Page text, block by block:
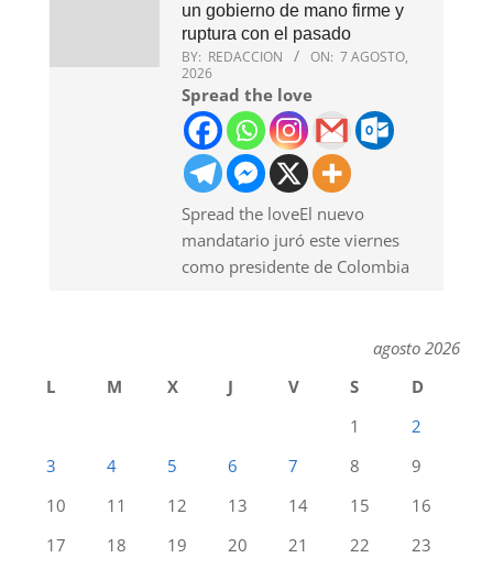
un gobierno de mano firme y
ruptura con el pasado
BY: REDACCION ON: 7 AGOSTO,
2026
Spread the love
Spread the loveEl nuevo
mandatario juró este viernes
como presidente de Colombia
agosto 2026
L
M X J V S
D
1
2
3
4 5 6 7 8
9
10
11 12 13 14 15
16
17
18 19 20 21 22
23